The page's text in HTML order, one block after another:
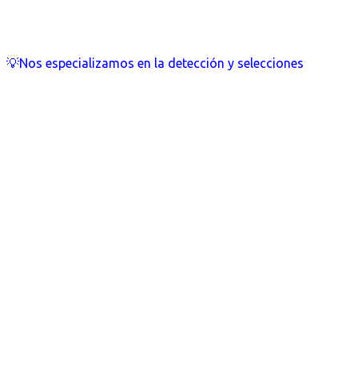
💡Nos especializamos en la detección y selecciones